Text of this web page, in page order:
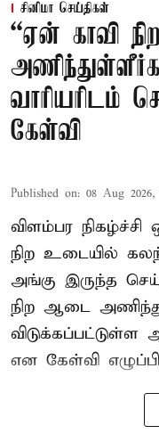
சினிமா செய்திகள்
“ஏன் காவி
வாரியரிடம்
கேள்வி
Published on: 08 Aug
விளம்பர நிகழ்ச்சி
நிற உடையில்
அங்கு இருந்த
நிற ஆடை
என கேள்வி